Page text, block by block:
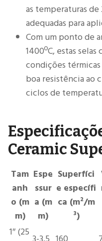
as temperaturas de
adequadas para
Com um ponto de
1400ºC, estas
condições
boa resistência ao
ciclos de
Ceramic
Tam
anh
o (m
m)
Espe
ssur
a (m
m)
Superfíci
e específi
ca (m²/m
³)
1″ (25